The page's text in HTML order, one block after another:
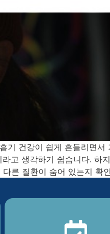
기 건강이 쉽게 흔들리면
고 생각하기 쉽습니다. 하
른 질환이 숨어 있는지 확